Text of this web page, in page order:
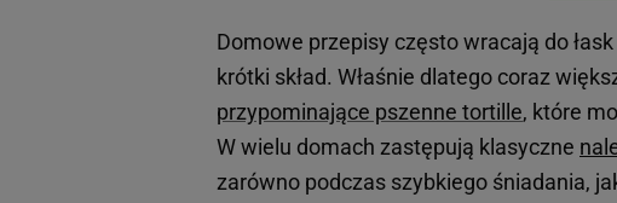
Domowe przepisy często wracają do
krótki skład. Właśnie dlatego coraz
przypominające pszenne tortille, które
W wielu domach zastępują klasyczne
zarówno podczas szybkiego śniadania,